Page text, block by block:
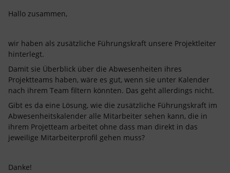
Hallo zusammen,
wir haben als zusätzliche Führungskraft unsere Projektleiter
hinterlegt.
Damit sie Überblick über die Abwesenheiten ihres
Projektteams haben, wäre es gut, wenn sie unter Kalender
nach ihrem Team filtern könnten. Das geht allerdings nicht.
Gibt es da eine Lösung, wie die zusätzliche Führungskraft im
Abwesenheitskalender alle Mitarbeiter sehen kann, die in
ihrem Projetteam arbeitet ohne dass man direkt in das
jeweilige Mitarbeiterprofil gehen muss?
Danke!